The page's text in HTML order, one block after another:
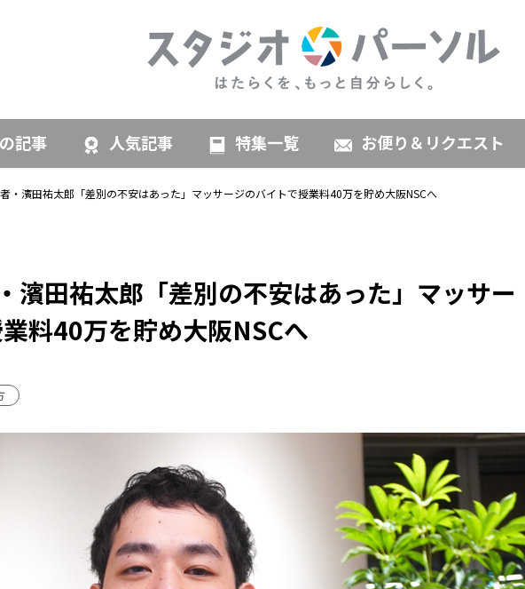
記事 人気記事 特集一覧 お便り＆リクエスト
・濱田祐太郎「差別の不安はあった」マッサージのバイトで授業料40万を貯め大阪NSCへ
濱田祐太郎「差別の不安はあった」マッサー
料40万を貯め大阪NSCへ